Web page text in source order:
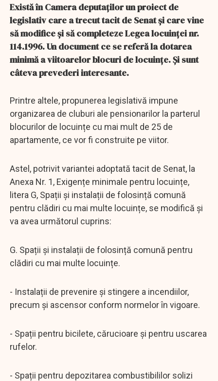
Există în Camera deputaților un proiect de
legislativ care a trecut tacit de Senat și care vine
să modifice și să completeze Legea locuinței nr.
114.1996. Un document ce se referă la dotarea
minimă a viitoarelor blocuri de locuințe. Și sunt
câteva prevederi interesante.
Printre altele, propunerea legislativă impune
organizarea de cluburi ale pensionarilor la parterul
blocurilor de locuințe cu mai mult de 25 de
apartamente, ce vor fi construite pe viitor.
Astel, potrivit variantei adoptată tacit de Senat, la
Anexa Nr. 1, Exigențe minimale pentru locuințe,
litera G, Spații și instalații de folosință comună
pentru clădiri cu mai multe locuințe, se modifică și
va avea următorul cuprins:
G. Spații și instalații de folosință comună pentru
clădiri cu mai multe locuințe.
- Instalații de prevenire și stingere a incendiilor,
precum și ascensor conform normelor în vigoare.
- Spații pentru bicilete, cărucioare și pentru uscarea
rufelor.
- Spații pentru depozitarea combustibililor solizi